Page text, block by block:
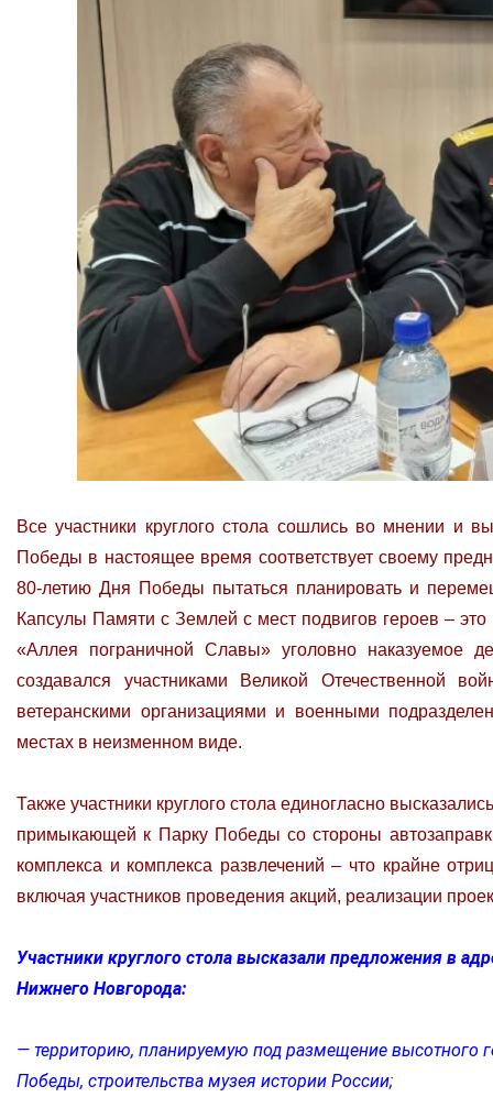
Все участники круглого стола сошлись во мнении и
Победы в настоящее время соответствует своему
80-летию Дня Победы пытаться планировать и
Капсулы Памяти с Землей с мест подвигов героев –
«Аллея пограничной Славы» уголовно
создавался участниками Великой Отечественной
ветеранскими организациями и военными
местах в неизменном виде.
Также участники круглого стола единогласно
примыкающей к Парку Победы со стороны
комплекса и комплекса развлечений – что крайне
включая участников проведения акций, реализации
Участники круглого стола высказали предложения в
Нижнего Новгорода:
— территорию, планируемую под размещение высотного
Победы, строительства музея истории России;